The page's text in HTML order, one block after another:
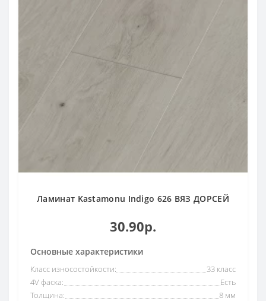
Ламинат Kastamonu Indigo 626 ВЯЗ ДОРСЕЙ
30.90р.
Основные характеристики
Класс износостойкости:
33 класс
4V фаска:
Есть
Толщина:
8 мм